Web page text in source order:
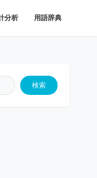
分析 用語辞典
検索